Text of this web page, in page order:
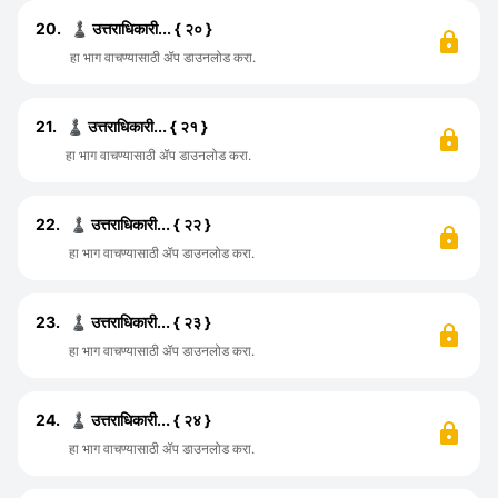
20. ♟️ उत्तराधिकारी... { २० }
हा भाग वाचण्यासाठी ॲप डाउनलोड करा.
21. ♟️ उत्तराधिकारी... { २१ }
हा भाग वाचण्यासाठी ॲप डाउनलोड करा.
22. ♟️ उत्तराधिकारी... { २२ }
हा भाग वाचण्यासाठी ॲप डाउनलोड करा.
23. ♟️ उत्तराधिकारी... { २३ }
हा भाग वाचण्यासाठी ॲप डाउनलोड करा.
24. ♟️ उत्तराधिकारी... { २४ }
हा भाग वाचण्यासाठी ॲप डाउनलोड करा.